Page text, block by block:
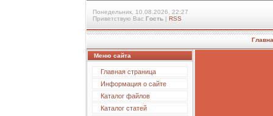
Понедельник, 10.08.2026, 22:27
Приветствую Вас Гость | RSS
Меню сайта
Главная страница
Информация о сайте
Каталог файлов
Каталог статей